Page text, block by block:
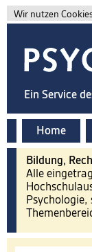
Wir nutzen
Ein Service
Home
Bildung,
Alle